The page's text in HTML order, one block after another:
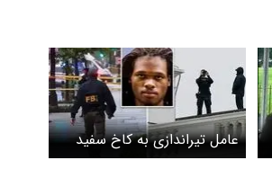
عامل تیراندازی به کاخ سفید
شناسایی شد / آخرین وضعیت